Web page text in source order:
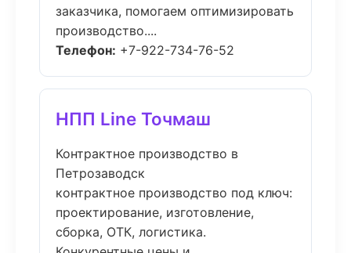
заказчика, помогаем оптимизировать
производство....
Телефон: +7-922-734-76-52
НПП Line Точмаш
Контрактное производство в
Петрозаводск
контрактное производство под ключ:
проектирование, изготовление,
сборка, ОТК, логистика.